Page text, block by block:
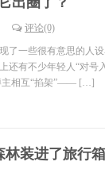
评论(0)
了一些很有意思的人
有不少年轻人“对号
主相互“掐架”—— […]
装进了旅行箱